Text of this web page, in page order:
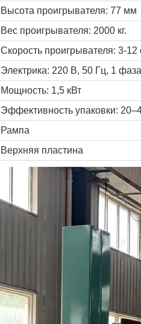
Высота проигрывателя: 77 мм
Вес проигрывателя: 2000 кг.
Скорость проигрывателя: 3-12
Электрика: 220 В, 50 Гц, 1
Мощность: 1,5 кВт
Эффективность упаковки:
Рампа
Верхняя пластина